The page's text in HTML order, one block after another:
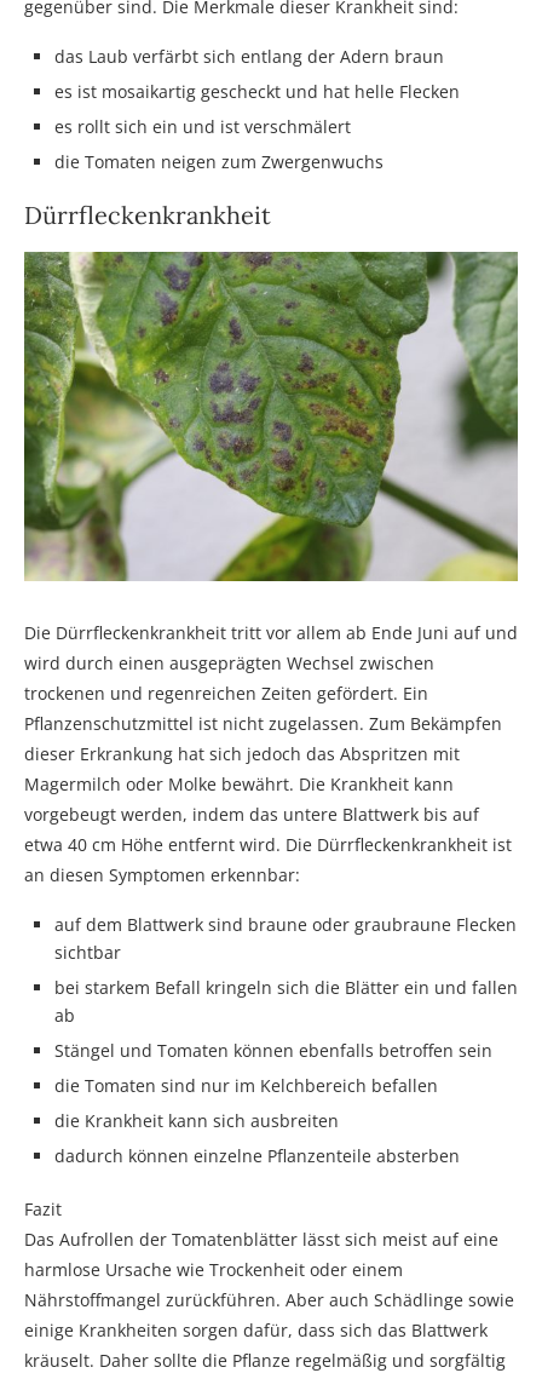
gegenüber sind. Die Merkmale dieser Krankheit sind:
das Laub verfärbt sich entlang der Adern braun
es ist mosaikartig gescheckt und hat helle Flecken
es rollt sich ein und ist verschmälert
die Tomaten neigen zum Zwergenwuchs
Dürrfleckenkrankheit
Die Dürrfleckenkrankheit tritt vor allem ab Ende Juni auf und
wird durch einen ausgeprägten Wechsel zwischen
trockenen und regenreichen Zeiten gefördert. Ein
Pflanzenschutzmittel ist nicht zugelassen. Zum Bekämpfen
dieser Erkrankung hat sich jedoch das Abspritzen mit
Magermilch oder Molke bewährt. Die Krankheit kann
vorgebeugt werden, indem das untere Blattwerk bis auf
etwa 40 cm Höhe entfernt wird. Die Dürrfleckenkrankheit ist
an diesen Symptomen erkennbar:
auf dem Blattwerk sind braune oder graubraune Flecken
sichtbar
bei starkem Befall kringeln sich die Blätter ein und fallen
ab
Stängel und Tomaten können ebenfalls betroffen sein
die Tomaten sind nur im Kelchbereich befallen
die Krankheit kann sich ausbreiten
dadurch können einzelne Pflanzenteile absterben
Fazit
Das Aufrollen der Tomatenblätter lässt sich meist auf eine
harmlose Ursache wie Trockenheit oder einem
Nährstoffmangel zurückführen. Aber auch Schädlinge sowie
einige Krankheiten sorgen dafür, dass sich das Blattwerk
kräuselt. Daher sollte die Pflanze regelmäßig und sorgfältig